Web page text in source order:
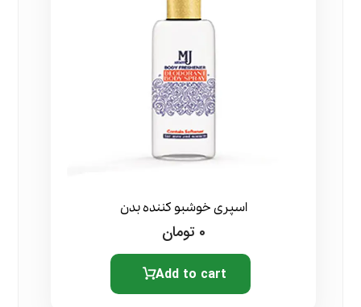
اسپری خوشبو کننده بدن
0 تومان
Add to cart